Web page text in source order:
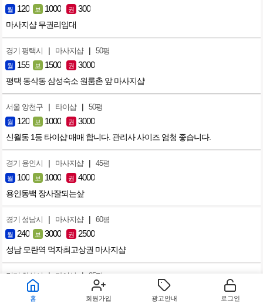
월 120 보 1000 권 300
마사지샵 무권리임대
경기 평택시 | 마사지샵 | 50평
월 155 보 1500 권 3000
평택 동삭동 삼성숙소 원룸촌 앞 마사지샵
서울 양천구 | 타이샵 | 50평
월 120 보 1000 권 3000
신월동 1등 타이샵 매매 합니다. 관리사 사이즈 엄청 좋습니다.
경기 용인시 | 마사지샵 | 45평
월 100 보 1000 권 4000
용인동백 장사잘되는샆
경기 성남시 | 마사지샵 | 60평
월 240 보 3000 권 2500
성남 모란역 먹자최고상권 마사지샵
경기 화성시 | 타이샵 | 35평
100 보 2500
홈 회원가입 광고안내 로그인